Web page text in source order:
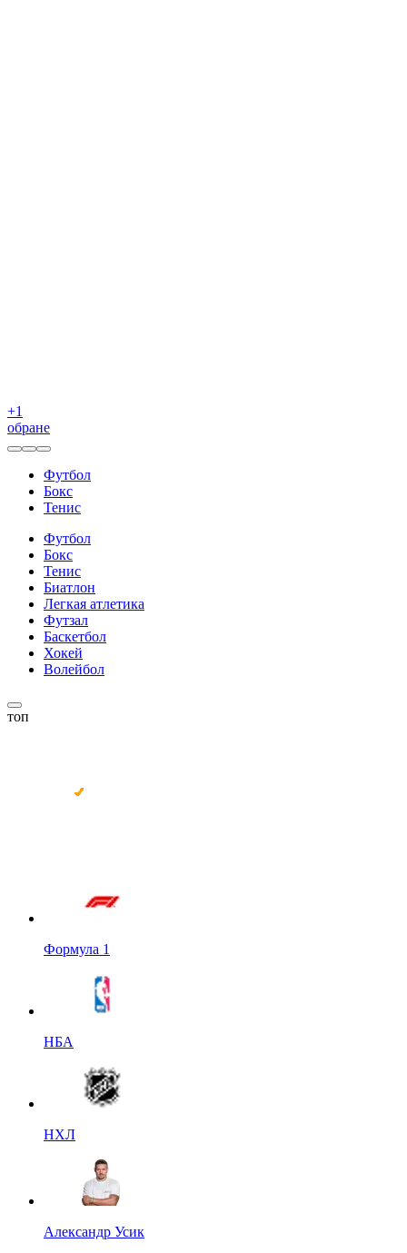
+1
обране
Футбол
Бокс
Тенис
Футбол
Бокс
Тенис
Биатлон
Легкая атлетика
Футзал
Баскетбол
Хокей
Волейбол
топ
Формула 1
НБА
НХЛ
Александр Усик